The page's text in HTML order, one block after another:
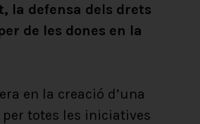
la defensa dels drets
de les dones en la
en la creació d’una
totes les iniciatives